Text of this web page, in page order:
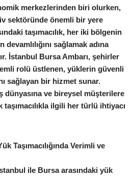
merkezlerinden biri olurken,
sektöründe önemli bir yere
taşımacılık, her iki bölgenin
sağlamak adına
İstanbul Bursa Ambarı, şehirler
rolü üstlenen, yüklerin güvenli
sağlayan bir hizmet sunar.
dünyasına ve bireysel müşterilere
ilgili her türlü ihtiyacı
Taşımacılığında Verimli ve
ile Bursa arasındaki yük